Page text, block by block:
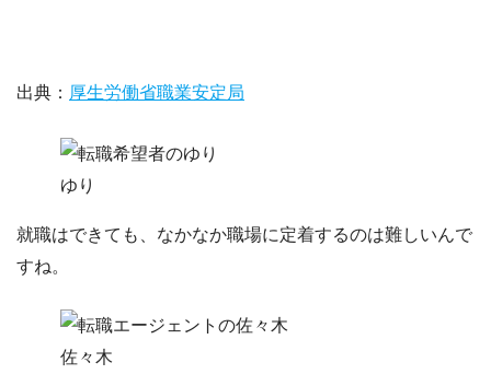
出典： 厚生労働省職業安定局
ゆり
就職はできても、なかなか職場に定着するのは難しいんで
すね。
佐々木